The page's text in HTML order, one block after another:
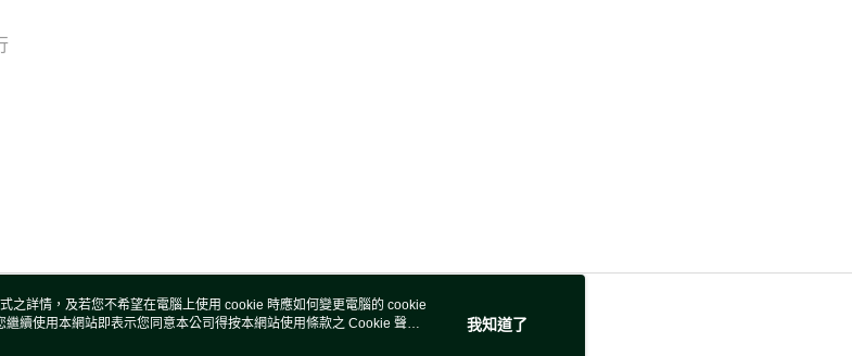
客服資訊
之詳情，及若您不希望在電腦上使用 cookie 時應如何變更電腦的 cookie
繼續使用本網站即表示您同意本公司得按本網站使用條款之 Cookie 聲明
我知道了